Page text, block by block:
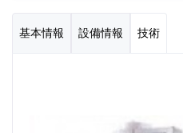
基本情報 設備情報 技術